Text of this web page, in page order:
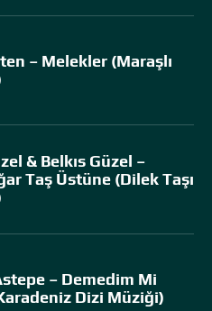
– Melekler (Maraşlı
& Belkıs Güzel –
Taş Üstüne (Dilek Taşı
– Demedim Mi
Dizi Müziği)